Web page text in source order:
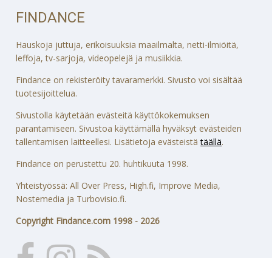
FINDANCE
Hauskoja juttuja, erikoisuuksia maailmalta, netti-ilmiöitä,
leffoja, tv-sarjoja, videopelejä ja musiikkia.
Findance on rekisteröity tavaramerkki. Sivusto voi sisältää
tuotesijoittelua.
Sivustolla käytetään evästeitä käyttökokemuksen
parantamiseen. Sivustoa käyttämällä hyväksyt evästeiden
tallentamisen laitteellesi. Lisätietoja evästeistätäällä.
Findance on perustettu 20. huhtikuuta 1998.
Yhteistyössä: All Over Press, High.fi, Improve Media,
Nostemedia ja Turbovisio.fi.
Copyright Findance.com 1998 - 2026